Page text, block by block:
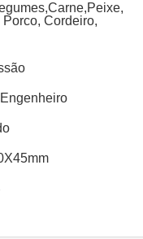
Porco, Cordeiro,